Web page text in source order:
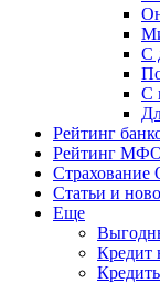
С
С
Рейтинг
Рейтинг
Статьи и
Еще
Кредит